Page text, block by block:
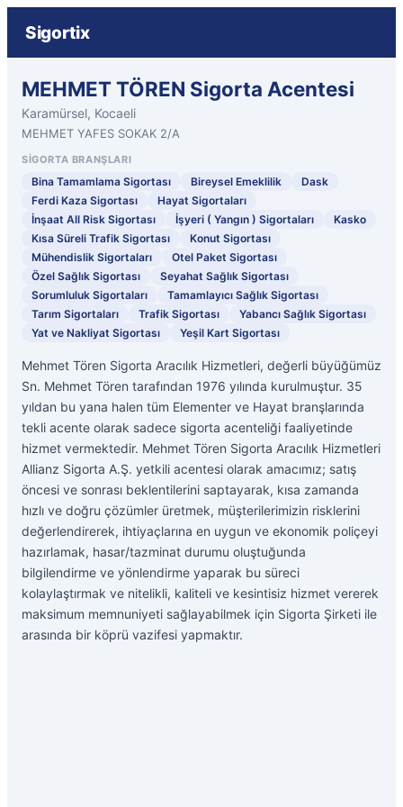
Sigortix
MEHMET TÖREN Sigorta Acentesi
Karamürsel, Kocaeli
MEHMET YAFES SOKAK 2/A
SIGORTA BRANŞLARI
Bina Tamamlama Sigortası Bireysel Emeklilik
Dask
Ferdi Kaza Sigortası
Hayat Sigortaları
İnşaat All Risk Sigortası
İşyeri ( Yangın ) Sigortaları
Kasko
Kısa Süreli Trafik Sigortası
Konut Sigortası
Mühendislik Sigortaları
Otel Paket Sigortası
Özel Sağlık Sigortası
Seyahat Sağlık Sigortası
Sorumluluk Sigortaları
Tamamlayıcı Sağlık Sigortası
Tarım Sigortaları
Trafik Sigortası
Yabancı Sağlık Sigortası
Yat ve Nakliyat Sigortası
Yeşil Kart Sigortası
Mehmet Tören Sigorta Aracılık Hizmetleri, değerli büyüğümüz
Sn. Mehmet Tören tarafından 1976 yılında kurulmuştur. 35
yıldan bu yana halen tüm Elementer ve Hayat branşlarında
tekli acente olarak sadece sigorta acenteliği faaliyetinde
hizmet vermektedir. Mehmet Tören Sigorta Aracılık Hizmetleri
Allianz Sigorta A.Ş. yetkili acentesi olarak amacımız; satış
öncesi ve sonrası beklentilerini saptayarak, kısa zamanda
hızlı ve doğru çözümler üretmek, müşterilerimizin risklerini
değerlendirerek, ihtiyaçlarına en uygun ve ekonomik poliçeyi
hazırlamak, hasar/tazminat durumu oluştuğunda
bilgilendirme ve yönlendirme yaparak bu süreci
kolaylaştırmak ve nitelikli, kaliteli ve kesintisiz hizmet vererek
maksimum memnuniyeti sağlayabilmek için Sigorta Şirketi ile
arasında bir köprü vazifesi yapmaktır.